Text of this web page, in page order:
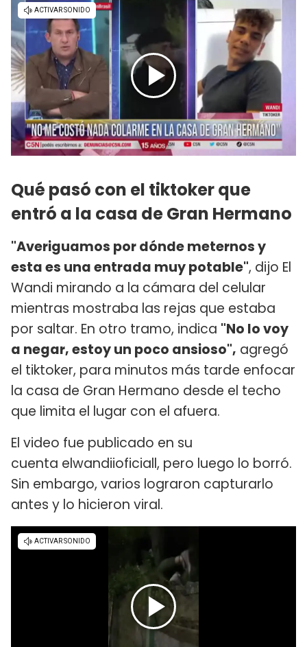
Qué pasó con el tiktoker que
entró a la casa de Gran Hermano
"Averiguamos por dónde meternos y
esta es una entrada muy potable", dijo El
Wandi mirando a la cámara del celular
mientras mostraba las rejas que estaba
por saltar. En otro tramo, indica "No lo voy
a negar, estoy un poco ansioso", agregó
el tiktoker, para minutos más tarde enfocar
la casa de Gran Hermano desde el techo
que limita el lugar con el afuera.
El video fue publicado en su
cuenta elwandiioficiall, pero luego lo borró.
Sin embargo, varios lograron capturarlo
antes y lo hicieron viral.